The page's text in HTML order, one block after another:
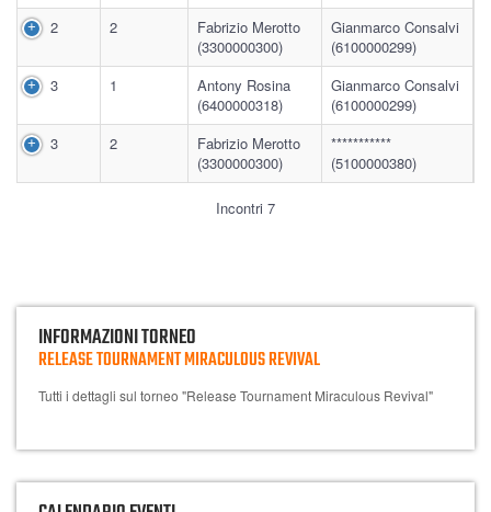
2
2
Fabrizio Merotto
(3300000300)
Gianmarco Consalvi
(6100000299)
3
1
Antony Rosina
(6400000318)
Gianmarco Consalvi
(6100000299)
3
2
Fabrizio Merotto
(3300000300)
***********
(5100000380)
Incontri 7
INFORMAZIONI TORNEO
RELEASE TOURNAMENT MIRACULOUS REVIVAL
Tutti i dettagli sul torneo "Release Tournament Miraculous Revival"